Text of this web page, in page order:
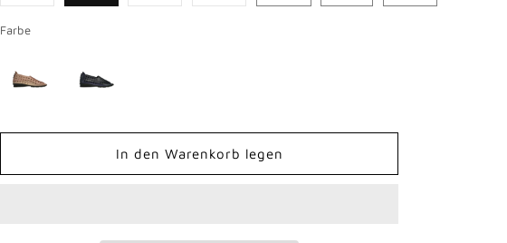
oder
nicht
Farbe
In den Warenkorb legen